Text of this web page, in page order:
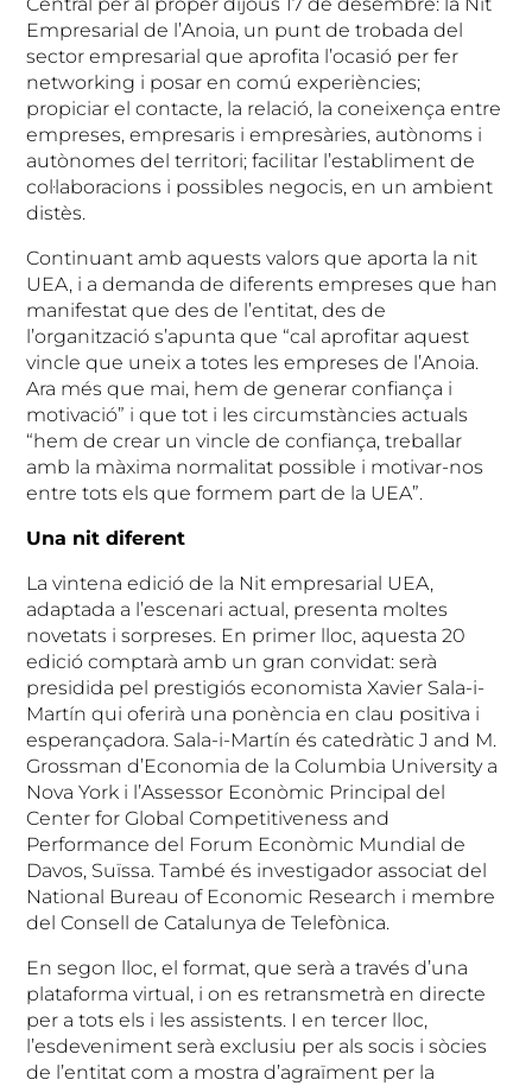
Central per al proper dijous 17 de desembre: la Nit
Empresarial de l’Anoia, un punt de trobada del
sector empresarial que aprofita l’ocasió per fer
networking i posar en comú experiències;
propiciar el contacte, la relació, la coneixença entre
empreses, empresaris i empresàries, autònoms i
autònomes del territori; facilitar l’establiment de
col·laboracions i possibles negocis, en un ambient
distès.
Continuant amb aquests valors que aporta la nit
UEA, i a demanda de diferents empreses que han
manifestat que des de l’entitat, des de
l’organització s’apunta que “cal aprofitar aquest
vincle que uneix a totes les empreses de l’Anoia.
Ara més que mai, hem de generar confiança i
motivació” i que tot i les circumstàncies actuals
“hem de crear un vincle de confiança, treballar
amb la màxima normalitat possible i motivar-nos
entre tots els que formem part de la UEA”.
Una nit diferent
La vintena edició de la Nit empresarial UEA,
adaptada a l’escenari actual, presenta moltes
novetats i sorpreses. En primer lloc, aquesta 20
edició comptarà amb un gran convidat: serà
presidida pel prestigiós economista Xavier Sala-i-
Martín qui oferirà una ponència en clau positiva i
esperançadora. Sala-i-Martín és catedràtic J and M.
Grossman d’Economia de la Columbia University a
Nova York i l’Assessor Econòmic Principal del
Center for Global Competitiveness and
Performance del Forum Econòmic Mundial de
Davos, Suïssa. També és investigador associat del
National Bureau of Economic Research i membre
del Consell de Catalunya de Telefònica.
En segon lloc, el format, que serà a través d’una
plataforma virtual, i on es retransmetrà en directe
per a tots els i les assistents. I en tercer lloc,
l’esdeveniment serà exclusiu per als socis i sòcies
de l’entitat com a mostra d’agraïment per la